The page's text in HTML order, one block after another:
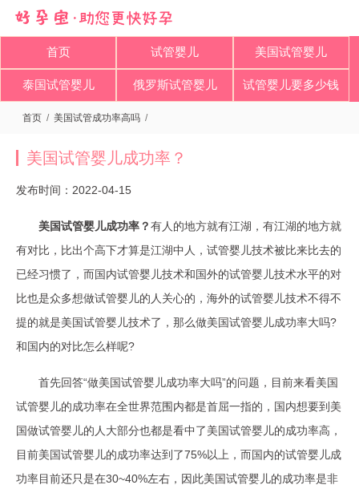
首页 试管婴儿 美国试管婴儿
泰国试管婴儿 俄罗斯试管婴儿 试管婴儿要多少钱
首页 / 美国试管成功率高吗 /
美国试管婴儿成功率？
发布时间：2022-04-15
美国试管婴儿成功率？有人的地方就有江湖，有江湖的地方就
有对比，比出个高下才算是江湖中人，试管婴儿技术被比来比去的
已经习惯了，而国内试管婴儿技术和国外的试管婴儿技术水平的对
比也是众多想做试管婴儿的人关心的，海外的试管婴儿技术不得不
提的就是美国试管婴儿技术了，那么做美国试管婴儿成功率大吗?
和国内的对比怎么样呢?
首先回答“做美国试管婴儿成功率大吗”的问题，目前来看美国
试管婴儿的成功率在全世界范围内都是首屈一指的，国内想要到美
国做试管婴儿的人大部分也都是看中了美国试管婴儿的成功率高，
目前美国试管婴儿的成功率达到了75%以上，而国内的试管婴儿成
功率目前还只是在30~40%左右，因此美国试管婴儿的成功率是非